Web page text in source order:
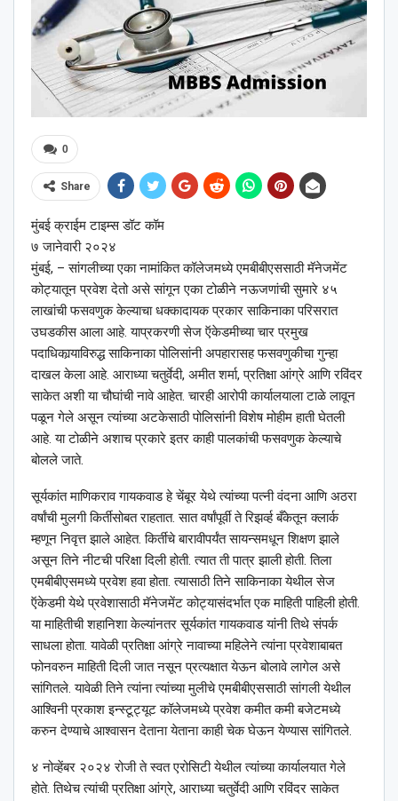
0
Share
मुंबई क्राईम टाइम्स डॉट कॉम
७ जानेवारी २०२४
मुंबई, – सांगलीच्या एका नामांकित कॉलेजमध्ये एमबीबीएससाठी मॅनेजमेंट
कोट्यातून प्रवेश देतो असे सांगून एका टोळीने नऊजणांची सुमारे ४५
लाखांची फसवणुक केल्याचा धक्कादायक प्रकार साकिनाका परिसरात
उघडकीस आला आहे. याप्रकरणी सेज ऍकेडमीच्या चार प्रमुख
पदाधिकार्‍याविरुद्ध साकिनाका पोलिसांनी अपहारासह फसवणुकीचा गुन्हा
दाखल केला आहे. आराध्या चतुर्वेदी, अमीत शर्मा, प्रतिक्षा आंग्रे आणि रविंदर
साकेत अशी या चौघांची नावे आहेत. चारही आरोपी कार्यालयाला टाळे लावून
पळून गेले असून त्यांच्या अटकेसाठी पोलिसांनी विशेष मोहीम हाती घेतली
आहे. या टोळीने अशाच प्रकारे इतर काही पालकांची फसवणुक केल्याचे
बोलले जाते.
सूर्यकांत माणिकराव गायकवाड हे चेंबूर येथे त्यांच्या पत्नी वंदना आणि अठरा
वर्षांची मुलगी किर्तीसोबत राहतात. सात वर्षांपूर्वी ते रिझर्व्ह बँकेतून क्लार्क
म्हणून निवृत्त झाले आहेत. किर्तीचे बारावीपर्यंत सायन्समधून शिक्षण झाले
असून तिने नीटची परिक्षा दिली होती. त्यात ती पात्र झाली होती. तिला
एमबीबीएसमध्ये प्रवेश हवा होता. त्यासाठी तिने साकिनाका येथील सेज
ऍकेडमी येथे प्रवेशासाठी मॅनेजमेंट कोट्यासंदर्भात एक माहिती पाहिली होती.
या माहितीची शहानिशा केल्यांनतर सूर्यकांत गायकवाड यांनी तिथे संपर्क
साधला होता. यावेळी प्रतिक्षा आंग्रे नावाच्या महिलेने त्यांना प्रवेशाबाबत
फोनवरुन माहिती दिली जात नसून प्रत्यक्षात येऊन बोलावे लागेल असे
सांगितले. यावेळी तिने त्यांना त्यांच्या मुलीचे एमबीबीएससाठी सांगली येथील
आश्‍विनी प्रकाश इन्स्टूट्यूट कॉलेजमध्ये प्रवेश कमीत कमी बजेटमध्ये
करुन देण्याचे आश्‍वासन देताना येताना काही चेक घेऊन येण्यास सांगितले.
४ नोव्हेंबर २०२४ रोजी ते स्वत एरोसिटी येथील त्यांच्या कार्यालयात गेले
होते. तिथेच त्यांची प्रतिक्षा आंग्रे, आराध्या चतुर्वेदी आणि रविंदर साकेत